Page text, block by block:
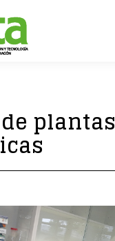
plantas